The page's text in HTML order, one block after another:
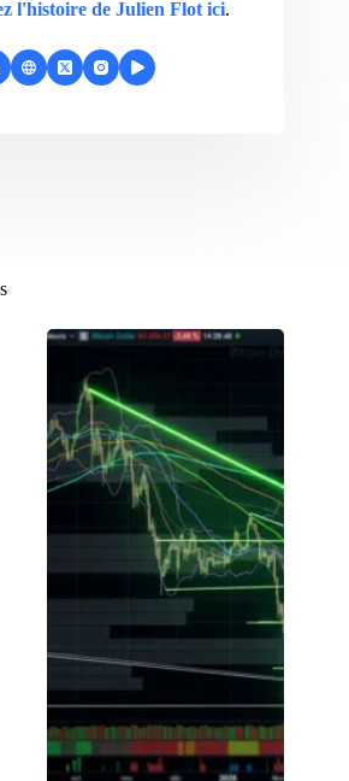
l'histoire de Julien Flot ici.